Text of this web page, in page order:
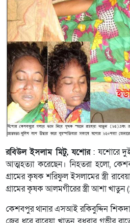
রবিউল ইসলাম মিটু, যশোর: যশোরে
আত্মহত্যা করেছেন। নিহতরা হলো,
গ্রামের কৃষক শরিফুল ইসলামের স্ত্রী
গ্রামের কৃষক আলমগীরের স্ত্রী আশা খাতুন
কেশবপুর থানার এসআই রকিবুদ্দিন